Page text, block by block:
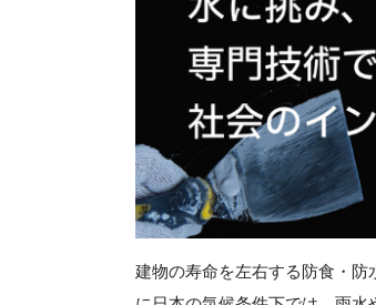
建物の寿命を左右する防食・